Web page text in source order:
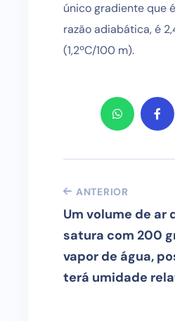
único gradiente que é
razão adiabática, é
(1,2ºC/100 m).
ANTERIOR
Um volume de ar
satura com 200
vapor de água,
terá umidade